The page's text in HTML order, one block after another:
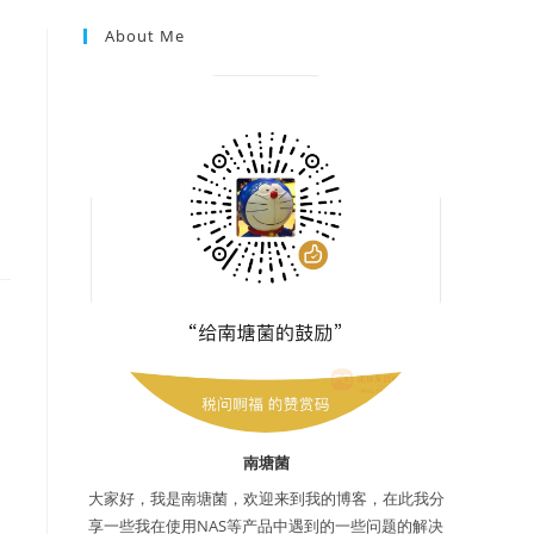
About Me
南塘菌
大家好，我是南塘菌，欢迎来到我的博客，在此我分
享一些我在使用NAS等产品中遇到的一些问题的解决